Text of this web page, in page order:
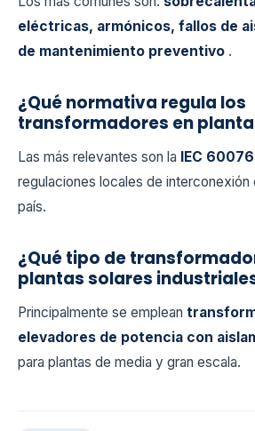
eléctricas, armónicos, fallos de
de mantenimiento preventivo .
¿Qué normativa regula los
transformadores en
Las más relevantes son la IEC 60076
regulaciones locales de interconexión
país.
¿Qué tipo de
plantas solares
Principalmente se emplean
elevadores de potencia con
para plantas de media y gran escala.